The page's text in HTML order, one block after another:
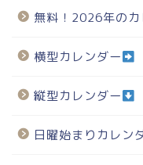
無料！2026年のカ
横型カレンダー
縦型カレンダー
日曜始まりカレン